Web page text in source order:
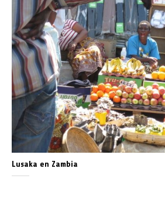
Lusaka en Zambia